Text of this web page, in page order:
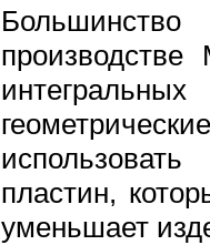
Большинство
производстве
пластин,
уменьшает